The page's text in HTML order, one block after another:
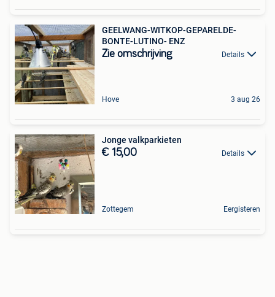
GEELWANG-WITKOP-GEPARELDE-
BONTE-LUTINO- ENZ
Zie omschrijving Details
Hove 3 aug 26
Jonge valkparkieten
€ 15,00 Details
Zottegem Eergisteren